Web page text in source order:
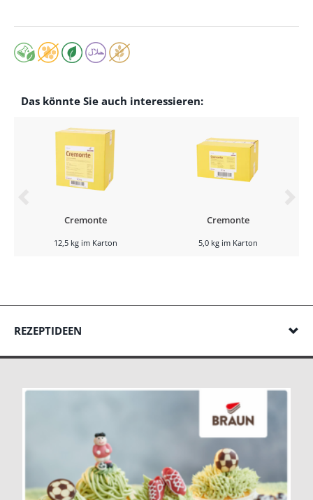
Das könnte Sie auch interessieren:
Cremonte
12,5 kg im Karton
Cremonte
5,0 kg im Karton
REZEPTIDEEN